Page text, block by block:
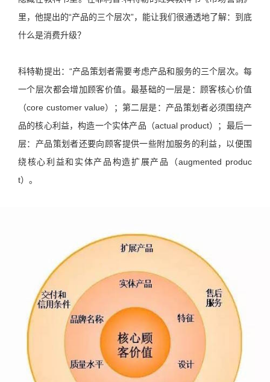
里，他提出的“产品的三个层次”，能让我们很通透地了解：到底
什么是消费升级？
科特勒提出：“产品策划者需要考虑产品和服务的三个层次。每
一个层次都会增加顾客价值。最基础的一层是：顾客核心价值
（core customer value）；第二层是：产品策划者必须围绕产
品的核心利益，构造一个实体产品（actual product）；最后一
层：产品策划者还要向顾客提供一些附加服务的利益，以便围
绕核心利益和实体产品构造扩展产品（augmented produc
t）。